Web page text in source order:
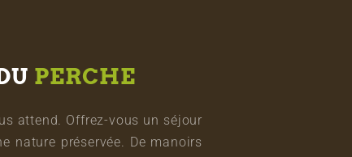
PERCHE
attend. Offrez-vous un séjour
nature préservée. De manoirs